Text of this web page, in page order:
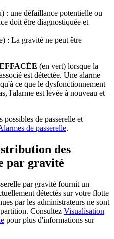
: une défaillance potentielle ou
doit être diagnostiquée et
: La gravité ne peut être
EFFACÉE (en vert) lorsque la
est détectée. Une alarme
ce que le dysfonctionnement
l'alarme est levée à nouveau et
possibles de passerelle et
de passerelle.
des
par gravité
par gravité fournit un
détectés sur votre flotte
par les administrateurs ne sont
Consultez Visualisation
pour plus d'informations sur